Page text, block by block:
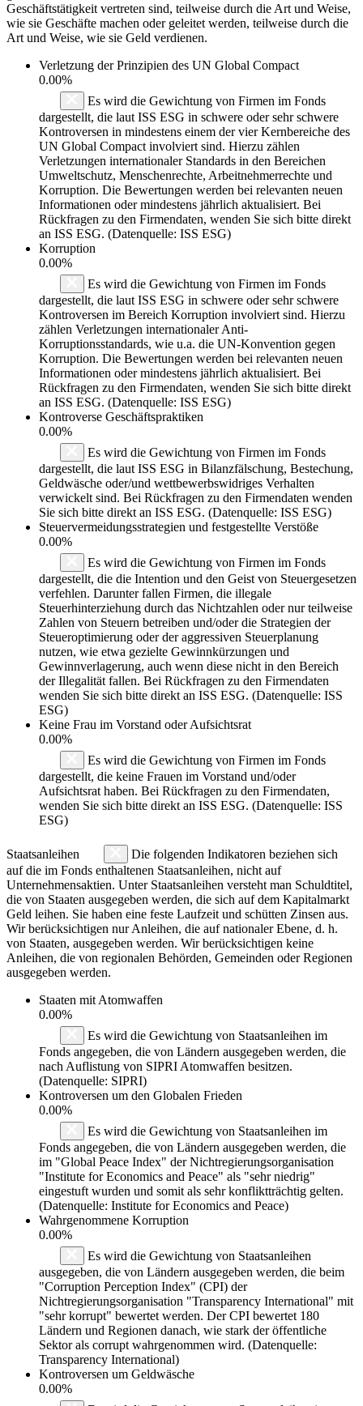
Geschäftstätigkeit vertreten sind, teilweise durch die Art und Weise,
wie sie Geschäfte machen oder geleitet werden, teilweise durch die
Art und Weise, wie sie Geld verdienen.
Verletzung der Prinzipien des UN Global Compact
0.00%
Es wird die Gewichtung von Firmen im Fonds
dargestellt, die laut ISS ESG in schwere oder sehr schwere
Kontroversen in mindestens einem der vier Kernbereiche des
UN Global Compact involviert sind. Hierzu zählen
Verletzungen internationaler Standards in den Bereichen
Umweltschutz, Menschenrechte, Arbeitnehmerrechte und
Korruption. Die Bewertungen werden bei relevanten neuen
Informationen oder mindestens jährlich aktualisiert. Bei
Rückfragen zu den Firmendaten, wenden Sie sich bitte direkt
an ISS ESG. (Datenquelle: ISS ESG)
Korruption
0.00%
Es wird die Gewichtung von Firmen im Fonds
dargestellt, die laut ISS ESG in schwere oder sehr schwere
Kontroversen im Bereich Korruption involviert sind. Hierzu
zählen Verletzungen internationaler Anti-
Korruptionsstandards, wie u.a. die UN-Konvention gegen
Korruption. Die Bewertungen werden bei relevanten neuen
Informationen oder mindestens jährlich aktualisiert. Bei
Rückfragen zu den Firmendaten, wenden Sie sich bitte direkt
an ISS ESG. (Datenquelle: ISS ESG)
Kontroverse Geschäftspraktiken
0.00%
Es wird die Gewichtung von Firmen im Fonds
dargestellt, die laut ISS ESG in Bilanzfälschung, Bestechung,
Geldwäsche oder/und wettbewerbswidriges Verhalten
verwickelt sind. Bei Rückfragen zu den Firmendaten wenden
Sie sich bitte direkt an ISS ESG. (Datenquelle: ISS ESG)
Steuervermeidungsstrategien und festgestellte Verstöße
0.00%
Es wird die Gewichtung von Firmen im Fonds
dargestellt, die die Intention und den Geist von Steuergesetzen
verfehlen. Darunter fallen Firmen, die illegale
Steuerhinterziehung durch das Nichtzahlen oder nur teilweise
Zahlen von Steuern betreiben und/oder die Strategien der
Steueroptimierung oder der aggressiven Steuerplanung
nutzen, wie etwa gezielte Gewinnkürzungen und
Gewinnverlagerung, auch wenn diese nicht in den Bereich
der Illegalität fallen. Bei Rückfragen zu den Firmendaten
wenden Sie sich bitte direkt an ISS ESG. (Datenquelle: ISS
ESG)
Keine Frau im Vorstand oder Aufsichtsrat
0.00%
Es wird die Gewichtung von Firmen im Fonds
dargestellt, die keine Frauen im Vorstand und/oder
Aufsichtsrat haben. Bei Rückfragen zu den Firmendaten,
wenden Sie sich bitte direkt an ISS ESG. (Datenquelle: ISS
ESG)
Staatsanleihen
Die folgenden Indikatoren beziehen sich
auf die im Fonds enthaltenen Staatsanleihen, nicht auf
Unternehmensaktien. Unter Staatsanleihen versteht man Schuldtitel,
die von Staaten ausgegeben werden, die sich auf dem Kapitalmarkt
Geld leihen. Sie haben eine feste Laufzeit und schütten Zinsen aus.
Wir berücksichtigen nur Anleihen, die auf nationaler Ebene, d. h.
von Staaten, ausgegeben werden. Wir berücksichtigen keine
Anleihen, die von regionalen Behörden, Gemeinden oder Regionen
ausgegeben werden.
Staaten mit Atomwaffen
0.00%
Es wird die Gewichtung von Staatsanleihen im
Fonds angegeben, die von Ländern ausgegeben werden, die
nach Auflistung von SIPRI Atomwaffen besitzen.
(Datenquelle: SIPRI)
Kontroversen um den Globalen Frieden
0.00%
Es wird die Gewichtung von Staatsanleihen im
Fonds angegeben, die von Ländern ausgegeben werden, die
im "Global Peace Index" der Nichtregierungsorganisation
"Institute for Economics and Peace" als "sehr niedrig"
eingestuft wurden und somit als sehr konfliktträchtig gelten.
(Datenquelle: Institute for Economics and Peace)
Wahrgenommene Korruption
0.00%
Es wird die Gewichtung von Staatsanleihen
ausgegeben, die von Ländern ausgegeben werden, die beim
"Corruption Perception Index" (CPI) der
Nichtregierungsorganisation "Transparency International" mit
"sehr korrupt" bewertet werden. Der CPI bewertet 180
Ländern und Regionen danach, wie stark der öffentliche
Sektor als corrupt wahrgenommen wird. (Datenquelle:
Transparency International)
Kontroversen um Geldwäsche
0.00%